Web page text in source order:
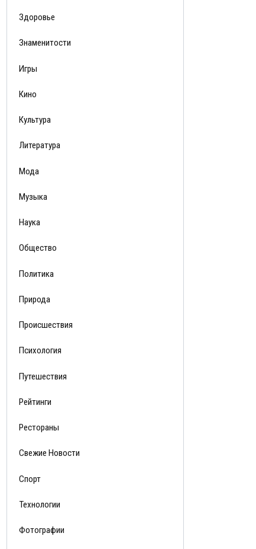
Здоровье
Знаменитости
Игры
Кино
Культура
Литература
Мода
Музыка
Наука
Общество
Политика
Природа
Происшествия
Психология
Путешествия
Рейтинги
Рестораны
Свежие Новости
Спорт
Технологии
Фотографии